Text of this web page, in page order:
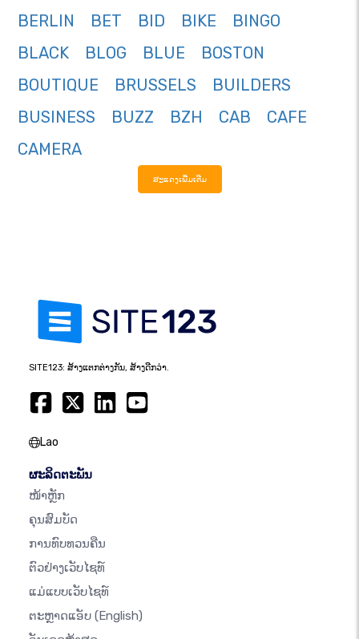
BERLIN
BET BID BIKE
BINGO
BLACK
BLOG BLUE
BOSTON
BOUTIQUE
BRUSSELS
BUILDERS
BUSINESS
BUZZ BZH CAB
CAFE
CAMERA
ສະແດງເພີ່ມເຕີມ
SITE123: ສ້າງແຕກຕ່າງກັນ, ສ້າງດີກວ່າ.
Lao
ຜະລິດຕະພັນ
ໜ້າຫຼັກ
ຄຸນສົມບັດ
ການທົບທວນຄືນ
ຕົວຢ່າງເວັບໄຊທ໌
ແມ່ແບບເວັບໄຊທ໌
ຕະຫຼາດແອັບ (English)